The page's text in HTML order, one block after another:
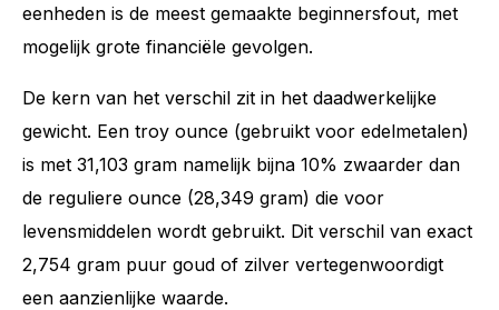
eenheden is de meest gemaakte beginnersfout, met
mogelijk grote financiële gevolgen.
De kern van het verschil zit in het daadwerkelijke
gewicht. Een troy ounce (gebruikt voor edelmetalen)
is met 31,103 gram namelijk bijna 10% zwaarder dan
de reguliere ounce (28,349 gram) die voor
levensmiddelen wordt gebruikt. Dit verschil van exact
2,754 gram puur goud of zilver vertegenwoordigt
een aanzienlijke waarde.